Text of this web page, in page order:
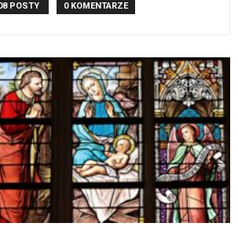
POSTY 0 KOMENTARZE